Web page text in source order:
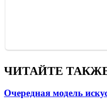
ЧИТАЙТЕ
Очередная модель